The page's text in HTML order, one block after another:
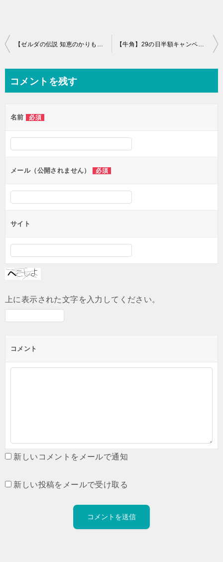
投
ビ
ー
シ
ン
【ゼルダの伝説 知恵のかりもの】どんな人におすすめ？子どもや初心者でもできるのか徹底調査！ 【牛角】29の日半額キャンペーン！対象の店舗や開催期間を徹底調査！
コメントを残す
名前 必須
メール（公開されません） 必須
サイト
上に表示された文字を入力してください。
コメント
新しいコメントをメールで通知
新しい投稿をメールで受け取る